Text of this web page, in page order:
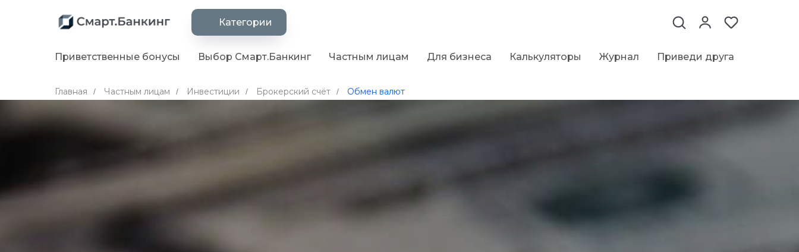
Категории
Приветственные бонусы Выбор Смарт.Банкинг Частным лицам Для бизнеса Калькуляторы Журнал Приведи друга
Главная / Частным лицам / Инвестиции / Брокерский счёт / Обмен валют